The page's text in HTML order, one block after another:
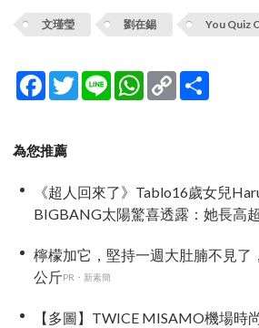
文瑾瑩 劉在錫 You Quiz
Facebook
TwitterLine WhatsApp
Copy
Link
為您推薦
《超人回來了》Tablo16歲女兒
BIGBANG太陽驚喜透露：她長高
檸檬加它，堅持一週大肚腩不見了
公斤PR・新素簡
【多圖】TWICE MISAMO機場時